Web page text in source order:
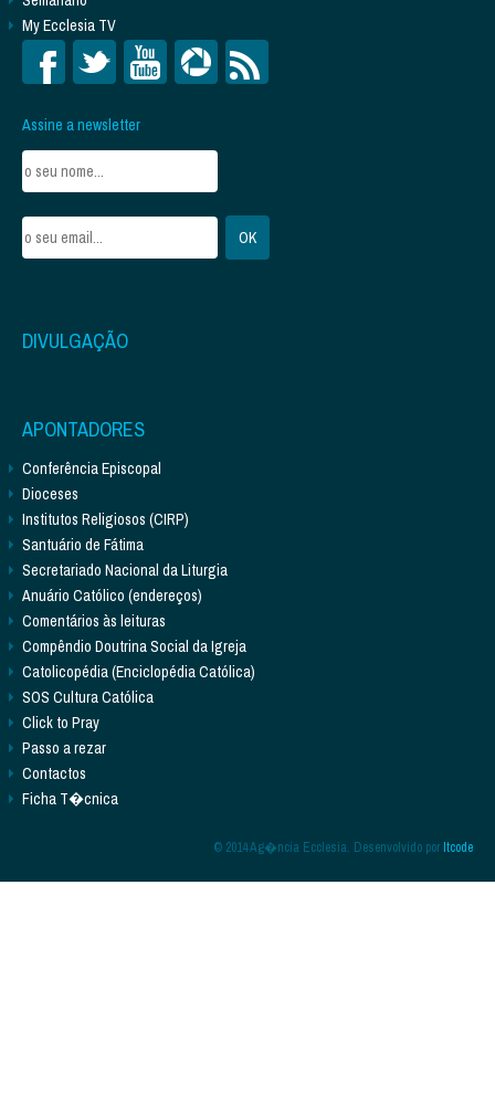
My Ecclesia TV
Assine a newsletter
DIVULGAÇÃO
APONTADORES
Conferência Episcopal
Dioceses
Institutos Religiosos (CIRP)
Santuário de Fátima
Secretariado Nacional da Liturgia
Anuário Católico (endereços)
Comentários às leituras
Compêndio Doutrina Social da Igreja
Catolicopédia (Enciclopédia Católica)
SOS Cultura Católica
Click to Pray
Passo a rezar
Contactos
Ficha T�cnica
© 2014 Ag�ncia Ecclesia. Desenvolvido porItcode